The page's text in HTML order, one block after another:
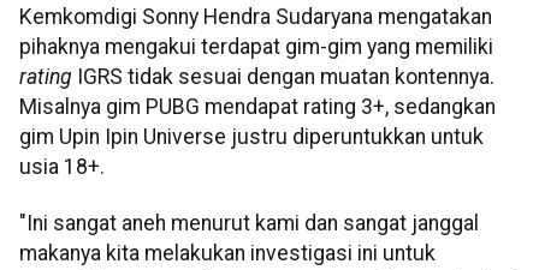
Kemkomdigi Sonny Hendra Sudaryana mengatakan
pihaknya mengakui terdapat gim-gim yang memiliki
rating IGRS tidak sesuai dengan muatan kontennya.
Misalnya gim PUBG mendapat rating 3+, sedangkan
gim Upin Ipin Universe justru diperuntukkan untuk
usia 18+.
"Ini sangat aneh menurut kami dan sangat janggal
makanya kita melakukan investigasi ini untuk